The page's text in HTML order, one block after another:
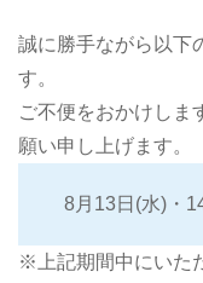
誠に勝手ながら以下
す。
ご不便をおかけしま
願い申し上げます。
8月13日(水)・
※上記期間中にいた